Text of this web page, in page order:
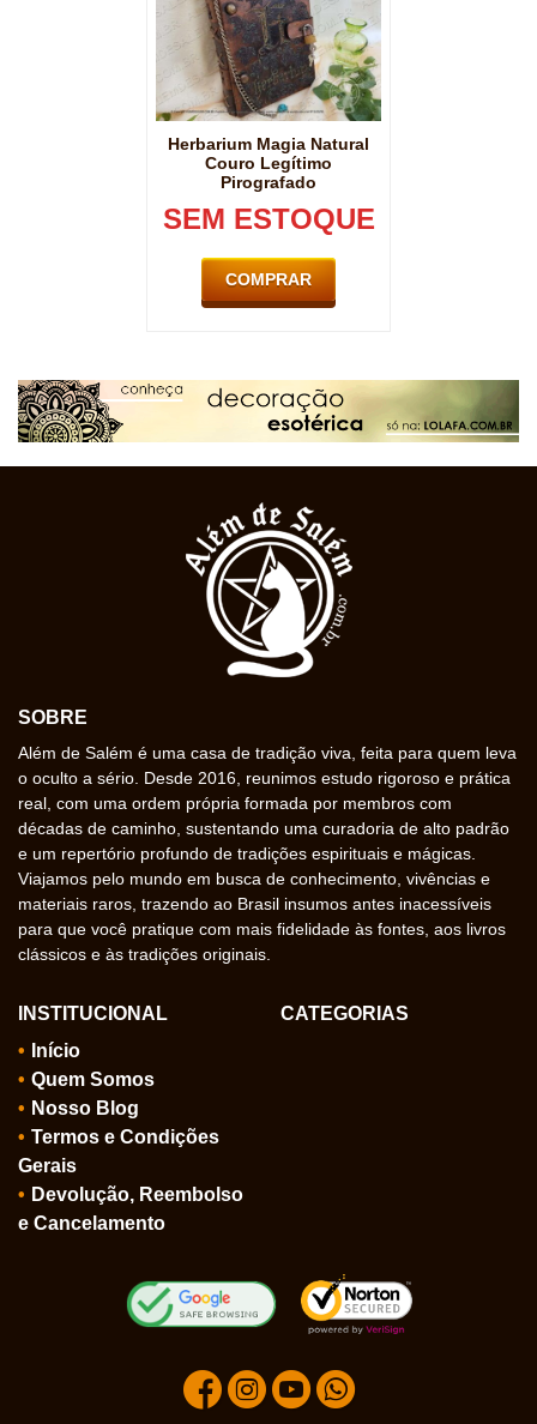
Herbarium Magia Natural
Couro Legítimo
Pirografado
SEM ESTOQUE
COMPRAR
SOBRE
Além de Salém é uma casa de tradição viva, feita para quem leva
o oculto a sério. Desde 2016, reunimos estudo rigoroso e prática
real, com uma ordem própria formada por membros com
décadas de caminho, sustentando uma curadoria de alto padrão
e um repertório profundo de tradições espirituais e mágicas.
Viajamos pelo mundo em busca de conhecimento, vivências e
materiais raros, trazendo ao Brasil insumos antes inacessíveis
para que você pratique com mais fidelidade às fontes, aos livros
clássicos e às tradições originais.
INSTITUCIONAL
Início
Quem Somos
Nosso Blog
Termos e Condições
Gerais
Devolução, Reembolso
e Cancelamento
CATEGORIAS